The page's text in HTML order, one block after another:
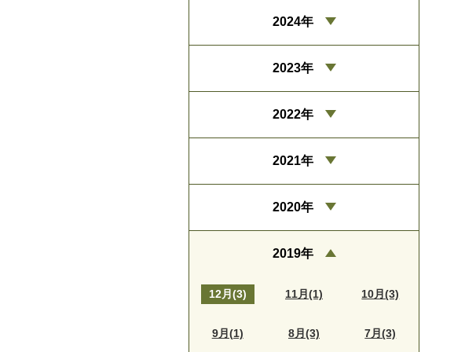
2024年
2023年
2022年
2021年
2020年
2019年
12月(3) 11月(1) 10月(3)
9月(1) 8月(3) 7月(3)